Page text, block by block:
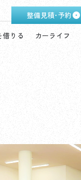
借りる カーライフ
整備見積･予約